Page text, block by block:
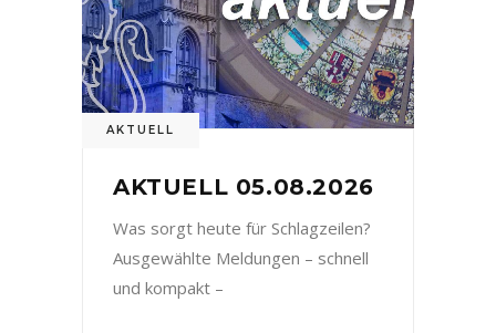
AKTUELL
AKTUELL 05.08.2026
Was sorgt heute für Schlagzeilen?
Ausgewählte Meldungen – schnell
und kompakt –